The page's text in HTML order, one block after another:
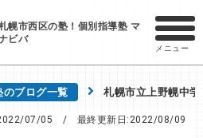
幌市西区の塾！個別指導塾 マ
ビバ
メニュー
のブログ一覧 札幌市立上野幌中
07/05 / 最終更新日:2022/08/09